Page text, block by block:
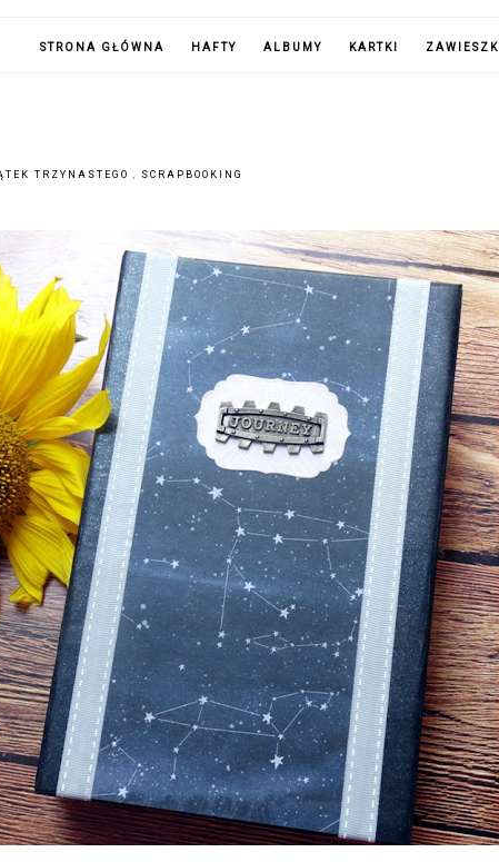
STRONA GŁÓWNA HAFTY ALBUMY KARTKI ZAWIESZKI
TRZYNASTEGO , SCRAPBOOKING